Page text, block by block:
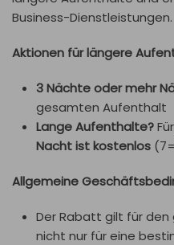
Business-Dienstleistungen.
Aktionen für längere
3 Nächteoder mehr
gesamten Aufenthalt
Lange Aufenthalte?
Nacht ist kostenlos
Allgemeine
Der Rabatt gilt für
nicht nur für eine